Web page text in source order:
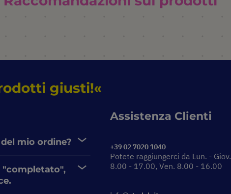
giusti!
mio ordine?
"completato",
Assistenza Clienti
+39 02 7020 1040
Potete raggiungerci da Lun. - Giov.
8.00 - 17.00, Ven. 8.00 - 16.00